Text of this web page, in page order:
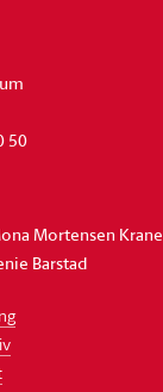
50
Mortensen Krane
Barstad